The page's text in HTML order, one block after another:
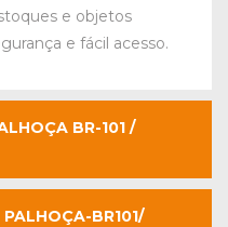
e objetos
e fácil acesso.
BR-101 /
BR101/